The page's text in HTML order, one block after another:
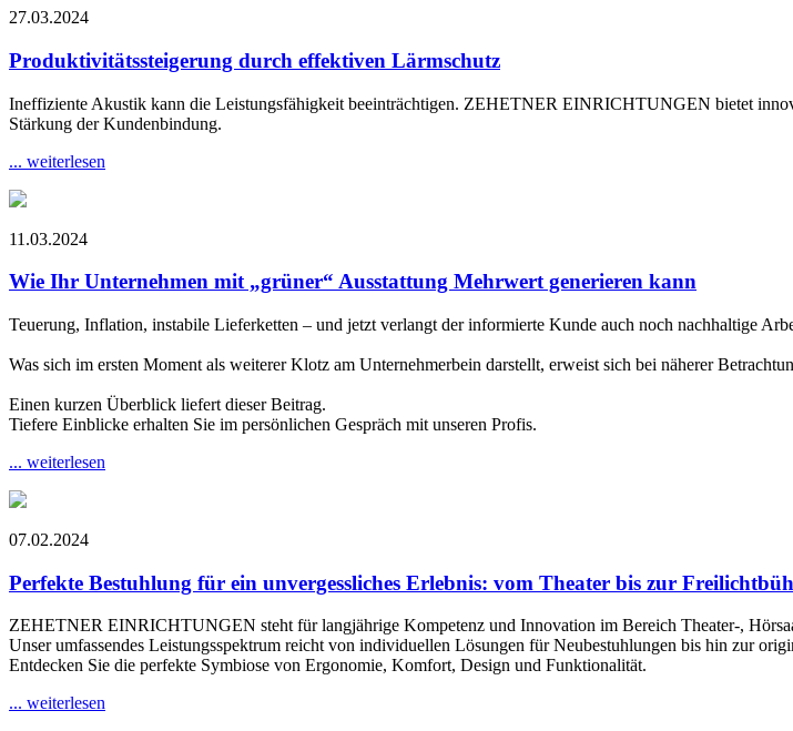
27.03.2024
Produktivitätssteigerung durch effektiven Lärmschutz
Ineffiziente Akustik kann die Leistungsfähigkeit beeinträchtigen. ZEHETNER EINRICHTUNGEN bietet
Stärkung der Kundenbindung.
... weiterlesen
11.03.2024
Wie Ihr Unternehmen mit „grüner“ Ausstattung Mehrwert generieren kann
Teuerung, Inflation, instabile Lieferketten – und jetzt verlangt der informierte Kunde auch noch nachhaltige
Was sich im ersten Moment als weiterer Klotz am Unternehmerbein darstellt, erweist sich bei näherer
Einen kurzen Überblick liefert dieser Beitrag.
Tiefere Einblicke erhalten Sie im persönlichen Gespräch mit unseren Profis.
... weiterlesen
07.02.2024
Perfekte Bestuhlung für ein unvergessliches Erlebnis: vom Theater bis zur
ZEHETNER EINRICHTUNGEN steht für langjährige Kompetenz und Innovation im Bereich Theater-,
Unser umfassendes Leistungsspektrum reicht von individuellen Lösungen für Neubestuhlungen bis hin zur
Entdecken Sie die perfekte Symbiose von Ergonomie, Komfort, Design und Funktionalität.
... weiterlesen